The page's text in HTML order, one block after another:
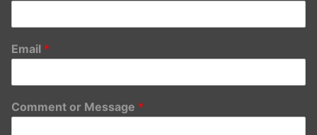
Email *
Comment or Message *